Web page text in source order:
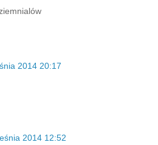
2014 20:17
2014 12:52